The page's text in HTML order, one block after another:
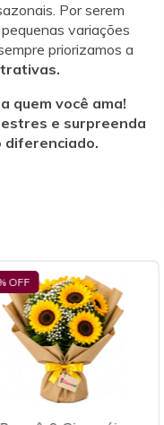
Por serem
variações
priorizamos a
quem você ama!
e surpreenda
diferenciado.
OFF